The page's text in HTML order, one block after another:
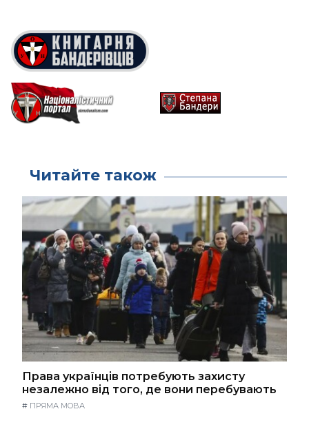
Читайте також
Права українців потребують захисту
незалежно від того, де вони перебувають
# ПРЯМА МОВА